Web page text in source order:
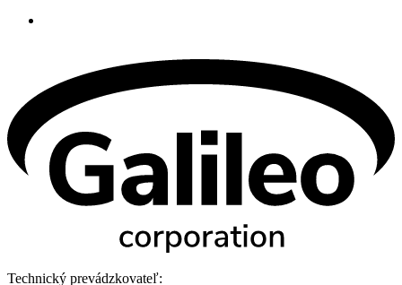
Technický prevádzkovateľ: